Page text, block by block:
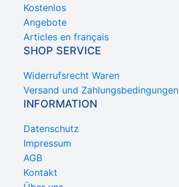
Kostenlos
Angebote
Articles en français
SHOP SERVICE
Widerrufsrecht Waren
Versand und Zahlungsbedingungen
INFORMATION
Datenschutz
Impressum
AGB
Kontakt